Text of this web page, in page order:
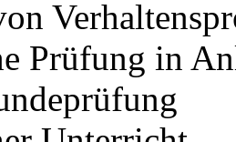
Prüfung in